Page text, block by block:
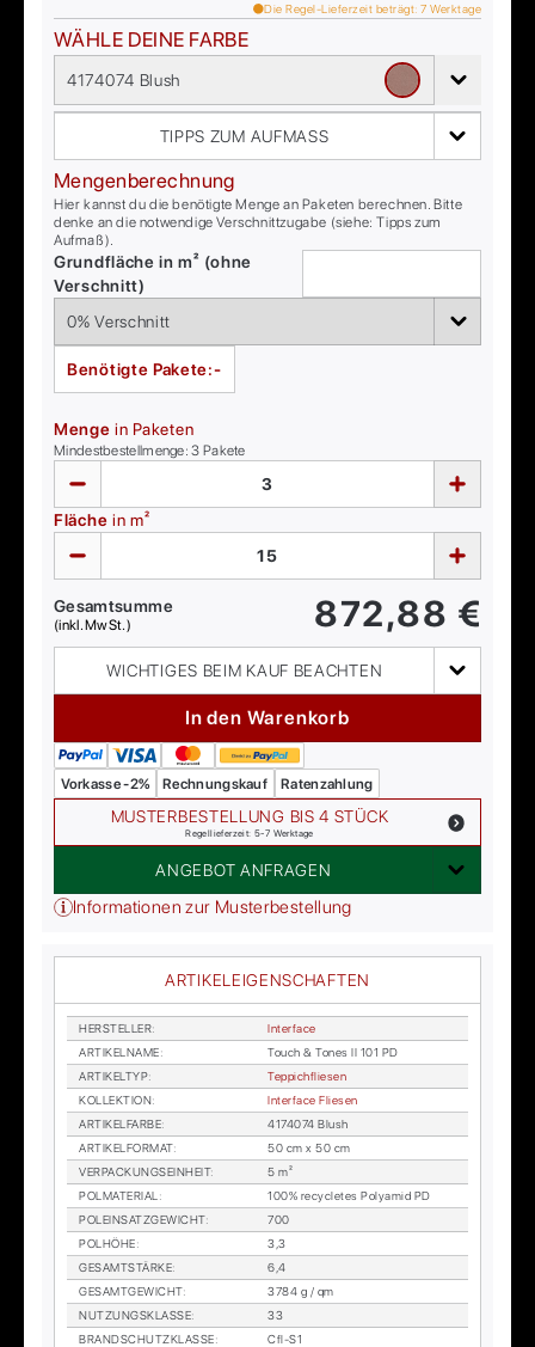
Die Regel-Lieferzeit beträgt: 7 Werktage
WÄHLE DEINE FARBE
4174074 Blush
TIPPS ZUM AUFMASS
Mengenberechnung
Hier kannst du die benötigte Menge an Paketen berechnen. Bitte
denke an die notwendige Verschnittzugabe (siehe: Tipps zum
Aufmaß).
Grundfläche in m² (ohne
Verschnitt)
Benötigte Pakete:-
Menge in Paketen
Mindestbestellmenge:3 Pakete
Fläche in m²
Gesamtsumme
(inkl. MwSt.) 872,88 €
WICHTIGES BEIM KAUF BEACHTEN
In den Warenkorb
Vorkasse -2% Rechnungskauf Ratenzahlung
MUSTERBESTELLUNG BIS 4 STÜCK
Regellieferzeit: 5-7 Werktage
ANGEBOT ANFRAGEN
Informationen zur Musterbestellung
ARTIKELEIGENSCHAFTEN
HER­STEL­LER:
In­ter­face
AR­TI­KEL­NA­ME:
Touch & To­nes II 101 PD
AR­TI­KEL­TYP:
Tep­pich­flie­sen
KOL­LEK­TI­ON:
In­ter­face Flie­sen
AR­TI­KEL­FAR­BE:
4174074 Blush
AR­TI­KEL­FOR­MAT:
50 cm x 50 cm
VER­PA­CKUNGS­EIN­HEIT:
5 m²
POL­MA­TE­RI­AL:
100% re­cy­cle­tes Po­ly­amid PD
POL­EIN­SATZ­GE­WICHT:
700
POL­HÖ­HE:
3,3
GE­SAMT­STÄR­KE:
6,4
GE­SAMT­GE­WICHT:
3784 g / qm
NUT­ZUNGS­KLAS­SE:
33
BRAND­SCHUTZ­KLAS­SE:
Cfl-S1